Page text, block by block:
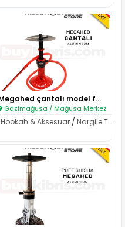
Megahed çantalı model farklı r..
Gazimağusa / Mağusa Merkez
Hookah & Aksesuar /Nargile Takımları